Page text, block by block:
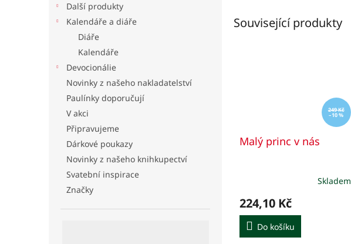
Další produkty
Kalendáře a diáře
Diáře
Kalendáře
Devocionálie
Novinky z našeho nakladatelství
Paulínky doporučují
V akci
Připravujeme
Dárkové poukazy
Novinky z našeho knihkupectví
Svatební inspirace
Značky
Související produkty
249 Kč
–10 %
Malý princ v nás
Skladem
224,10 Kč
Do košíku